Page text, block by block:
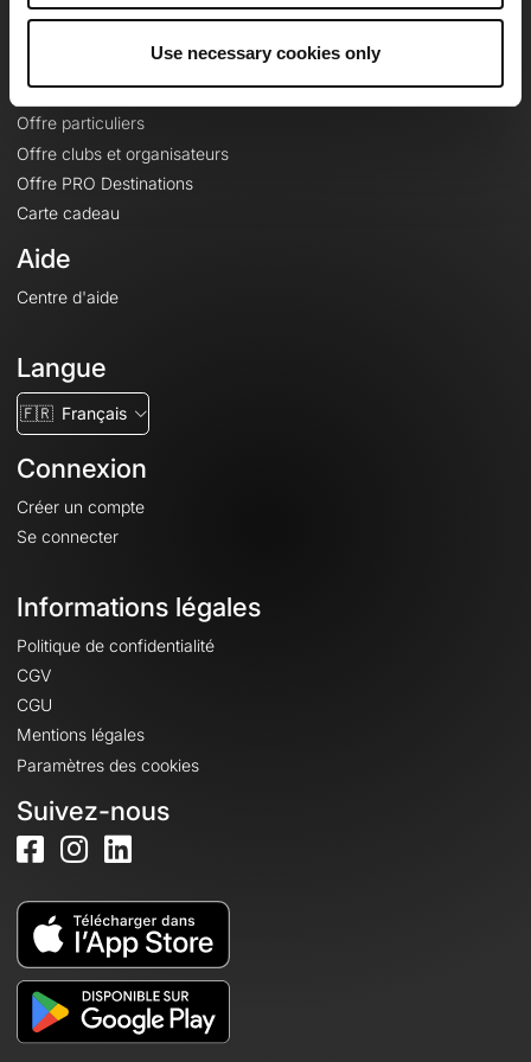
Use necessary cookies only
Offres
Fonds de cartes topographiques
Fonctionnalités
Offre particuliers
Offre clubs et organisateurs
Offre PRO Destinations
Carte cadeau
Aide
Centre d'aide
Langue
🇫🇷 Français
Connexion
Créer un compte
Se connecter
Informations légales
Politique de confidentialité
CGV
CGU
Mentions légales
Paramètres des cookies
Suivez-nous